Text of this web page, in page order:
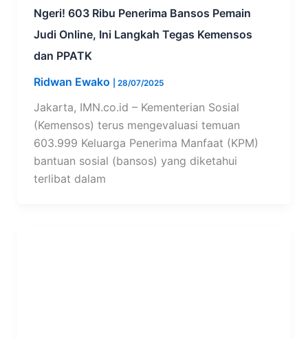
Ngeri! 603 Ribu Penerima Bansos Pemain
Judi Online, Ini Langkah Tegas Kemensos
dan PPATK
Ridwan Ewako
28/07/2025
Jakarta, IMN.co.id – Kementerian Sosial
(Kemensos) terus mengevaluasi temuan
603.999 Keluarga Penerima Manfaat (KPM)
bantuan sosial (bansos) yang diketahui
terlibat dalam